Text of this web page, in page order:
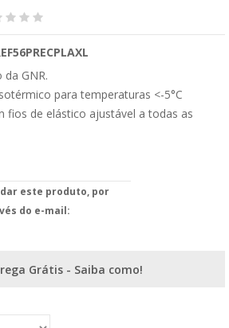
GNR.
para temperaturas <-5°C
fios de elástico ajustável a todas as
este produto, por
do e-mail:
Grátis - Saiba como!